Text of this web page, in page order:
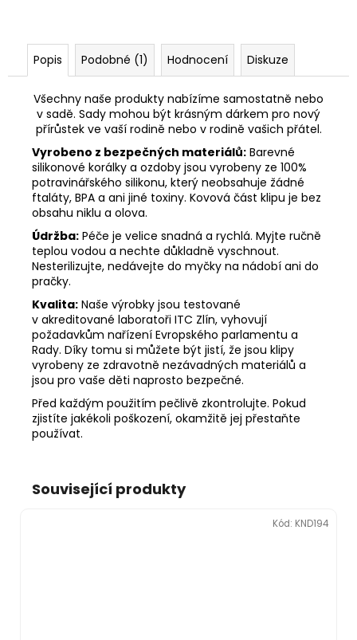
Popis Podobné (1) Hodnocení Diskuze
Všechny naše produkty nabízíme samostatně nebo
v sadě. Sady mohou být krásným dárkem pro nový
přírůstek ve vaší rodině nebo v rodině vašich přátel.
Vyrobeno z bezpečných materiálů: Barevné
silikonové korálky a ozdoby jsou vyrobeny ze 100%
potravinářského silikonu, který neobsahuje žádné
ftaláty, BPA a ani jiné toxiny. Kovová část klipu je bez
obsahu niklu a olova.
Údržba: Péče je velice snadná a rychlá. Myjte ručně
teplou vodou a nechte důkladně vyschnout.
Nesterilizujte, nedávejte do myčky na nádobí ani do
pračky.
Kvalita: Naše výrobky jsou testované
v akreditované laboratoři ITC Zlín, vyhovují
požadavkům nařízení Evropského parlamentu a
Rady. Díky tomu si můžete být jistí, že jsou klipy
vyrobeny ze zdravotně nezávadných materiálů a
jsou pro vaše děti naprosto bezpečné.
Před každým použitím pečlivě zkontrolujte. Pokud
zjistíte jakékoli poškození, okamžitě jej přestaňte
používat.
Související produkty
Kód: KND194